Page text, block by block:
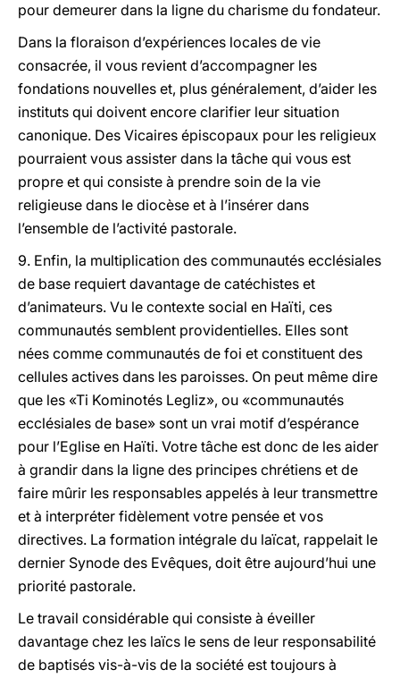
pour demeurer dans la ligne du charisme du fondateur.
Dans la floraison d’expériences locales de vie
consacrée, il vous revient d’accompagner les
fondations nouvelles et, plus généralement, d’aider les
instituts qui doivent encore clarifier leur situation
canonique. Des Vicaires épiscopaux pour les religieux
pourraient vous assister dans la tâche qui vous est
propre et qui consiste à prendre soin de la vie
religieuse dans le diocèse et à l’insérer dans
l’ensemble de l’activité pastorale.
9. Enfin, la multiplication des communautés ecclésiales
de base requiert davantage de catéchistes et
d’animateurs. Vu le contexte social en Haïti, ces
communautés semblent providentielles. Elles sont
nées comme communautés de foi et constituent des
cellules actives dans les paroisses. On peut même dire
que les «Ti Kominotés Legliz», ou «communautés
ecclésiales de base» sont un vrai motif d’espérance
pour l’Eglise en Haïti. Votre tâche est donc de les aider
à grandir dans la ligne des principes chrétiens et de
faire mûrir les responsables appelés à leur transmettre
et à interpréter fidèlement votre pensée et vos
directives. La formation intégrale du laïcat, rappelait le
dernier Synode des Evêques, doit être aujourd’hui une
priorité pastorale.
Le travail considérable qui consiste à éveiller
davantage chez les laïcs le sens de leur responsabilité
de baptisés vis-à-vis de la société est toujours à